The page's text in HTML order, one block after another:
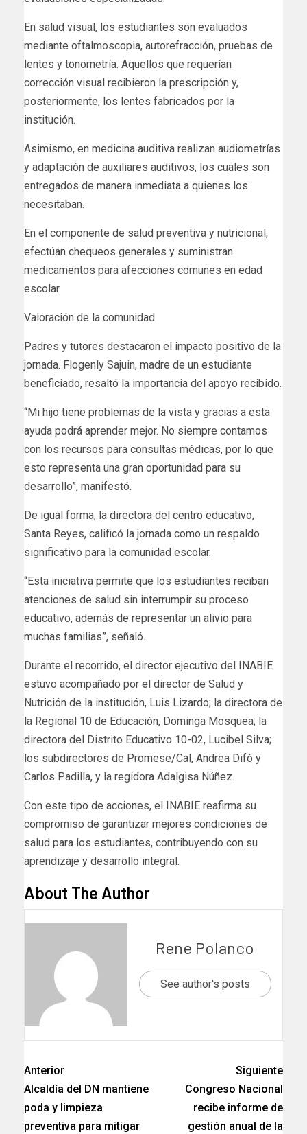
En salud visual, los estudiantes son evaluados
mediante oftalmoscopia, autorefracción, pruebas de
lentes y tonometría. Aquellos que requerían
corrección visual recibieron la prescripción y,
posteriormente, los lentes fabricados por la
institución.
Asimismo, en medicina auditiva realizan audiometrías
y adaptación de auxiliares auditivos, los cuales son
entregados de manera inmediata a quienes los
necesitaban.
En el componente de salud preventiva y nutricional,
efectúan chequeos generales y suministran
medicamentos para afecciones comunes en edad
escolar.
Valoración de la comunidad
Padres y tutores destacaron el impacto positivo de la
jornada. Flogenly Sajuin, madre de un estudiante
beneficiado, resaltó la importancia del apoyo recibido.
“Mi hijo tiene problemas de la vista y gracias a esta
ayuda podrá aprender mejor. No siempre contamos
con los recursos para consultas médicas, por lo que
esto representa una gran oportunidad para su
desarrollo”, manifestó.
De igual forma, la directora del centro educativo,
Santa Reyes, calificó la jornada como un respaldo
significativo para la comunidad escolar.
“Esta iniciativa permite que los estudiantes reciban
atenciones de salud sin interrumpir su proceso
educativo, además de representar un alivio para
muchas familias”, señaló.
Durante el recorrido, el director ejecutivo del INABIE
estuvo acompañado por el director de Salud y
Nutrición de la institución, Luis Lizardo; la directora de
la Regional 10 de Educación, Dominga Mosquea; la
directora del Distrito Educativo 10-02, Lucibel Silva;
los subdirectores de Promese/Cal, Andrea Difó y
Carlos Padilla, y la regidora Adalgisa Núñez.
Con este tipo de acciones, el INABIE reafirma su
compromiso de garantizar mejores condiciones de
salud para los estudiantes, contribuyendo con su
aprendizaje y desarrollo integral.
About The Author
Rene Polanco
See author's posts
Anterior
Alcaldía del DN mantiene
poda y limpieza
preventiva para mitigar
Siguiente
Congreso Nacional
recibe informe de
gestión anual de la